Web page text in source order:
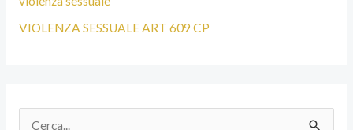
VIOLENZA SESSUALE ART 609 CP